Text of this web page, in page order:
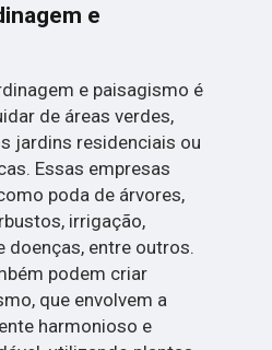
e
e paisagismo é
de áreas verdes,
jardins residenciais ou
Essas empresas
poda de árvores,
irrigação,
doenças, entre outros.
podem criar
que envolvem a
harmonioso e